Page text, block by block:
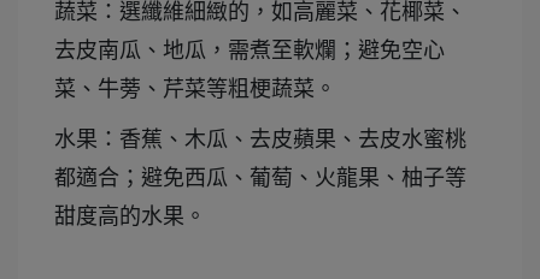
蔬菜：選纖維細緻的，如高麗菜、花椰菜、
去皮南瓜、地瓜，需煮至軟爛；避免空心
菜、牛蒡、芹菜等粗梗蔬菜。
水果：香蕉、木瓜、去皮蘋果、去皮水蜜桃
都適合；避免西瓜、葡萄、火龍果、柚子等
甜度高的水果。